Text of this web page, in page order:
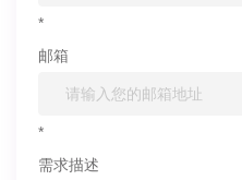
*
邮箱
*
需求描述